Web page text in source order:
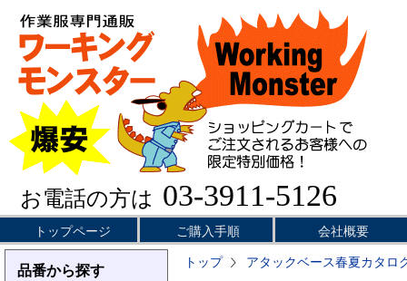
お電話の方は 03-3911-5126
トップページ ご購入手順 会社概要
品番から探す
トップ アタックベース春夏カタロ